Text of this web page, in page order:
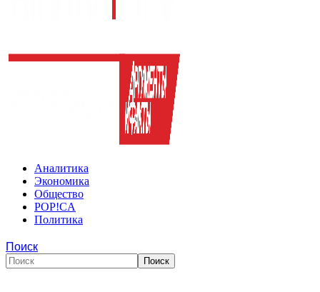
Аналитика
Экономика
Общество
POP!CA
Политика
Поиск